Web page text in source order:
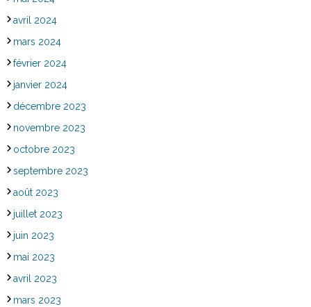
avril 2024
mars 2024
février 2024
janvier 2024
décembre 2023
novembre 2023
octobre 2023
septembre 2023
août 2023
juillet 2023
juin 2023
mai 2023
avril 2023
mars 2023